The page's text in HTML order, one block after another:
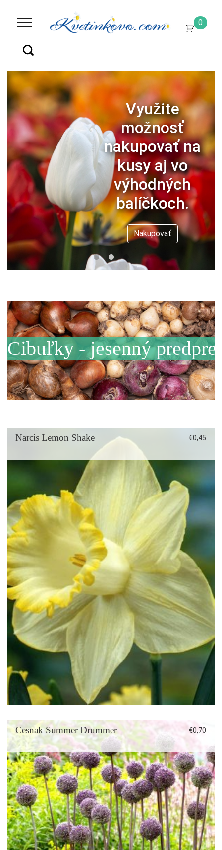
0
Nakupovať
Nakupovať
Výhodné
poštovné a
možnosť
nakúpiť aj na
dobierku.
Nakupovať
Cibuľky - jesenný
Narcis Lemon Shake €0,45
Cesnak Summer Drummer €0,70